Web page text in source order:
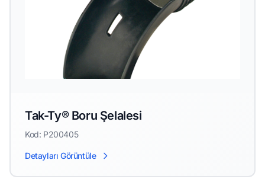
Tak-Ty® Boru Şelalesi
Kod: P200405
Detayları Görüntüle